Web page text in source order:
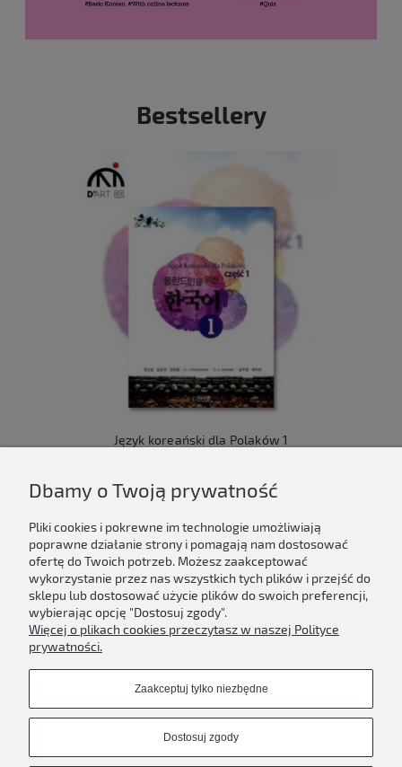
Bestsellery
Język koreański dla Polaków 1
Do koszyka
Newsletter
Podaj swój adres e-mail, jeżeli chcesz otrzymywać
informacje o nowościach i promocjach.
Dbamy o Twoją prywatność
Pliki cookies i pokrewne im technologie umożliwiają
poprawne działanie strony i pomagają nam dostosować
ofertę do Twoich potrzeb. Możesz zaakceptować
wykorzystanie przez nas wszystkich tych plików i przejść do
sklepu lub dostosować użycie plików do swoich preferencji,
wybierając opcję "Dostosuj zgody".
Więcej o plikach cookies przeczytasz w naszej Polityce
prywatności.
Zaakceptuj tylko niezbędne
Dostosuj zgody